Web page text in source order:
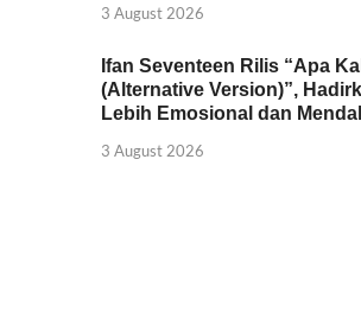
3 August 2026
Ifan Seventeen Rilis “Apa
(Alternative Version)”,
Lebih Emosional dan
3 August 2026